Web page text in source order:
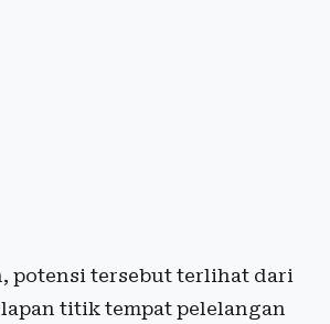
potensi tersebut terlihat dari
titik tempat pelelangan